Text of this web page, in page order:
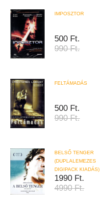
IMPOSZTOR
500 Ft.
990 Ft.
FELTÁMADÁS
500 Ft.
990 Ft.
BELSŐ TENGER
(DUPLALEMEZES
DIGIPACK KIADÁS)
1990 Ft.
4990 Ft.